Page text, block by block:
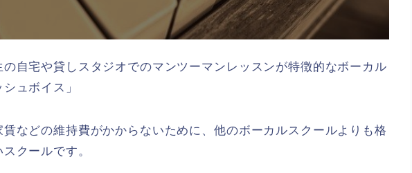
自宅や貸しスタジオでのマンツーマンレッスンが特徴的なボーカル
ュボイス」
などの維持費がかからないために、他のボーカルスクールよりも格
クールです。